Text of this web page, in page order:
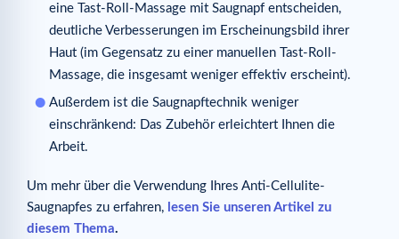
eine Tast-Roll-Massage mit Saugnapf entscheiden,
deutliche Verbesserungen im Erscheinungsbild ihrer
Haut (im Gegensatz zu einer manuellen Tast-Roll-
Massage, die insgesamt weniger effektiv erscheint).
Außerdem ist die Saugnapftechnik weniger
einschränkend: Das Zubehör erleichtert Ihnen die
Arbeit.
Um mehr über die Verwendung Ihres Anti-Cellulite-
Saugnapfes zu erfahren, lesen Sie unseren Artikel zu
diesem Thema.